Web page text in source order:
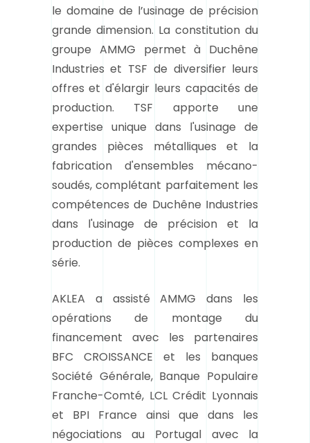
le domaine de l’usinage de précision
grande dimension. La constitution du
groupe AMMG permet à Duchêne
Industries et TSF de diversifier leurs
offres et d'élargir leurs capacités de
production. TSF apporte une
expertise unique dans l'usinage de
grandes pièces métalliques et la
fabrication d'ensembles mécano-
soudés, complétant parfaitement les
compétences de Duchêne Industries
dans l'usinage de précision et la
production de pièces complexes en
série.
AKLEA a assisté AMMG dans les
opérations de montage du
financement avec les partenaires
BFC CROISSANCE et les banques
Société Générale, Banque Populaire
Franche-Comté, LCL Crédit Lyonnais
et BPI France ainsi que dans les
négociations au Portugal avec la